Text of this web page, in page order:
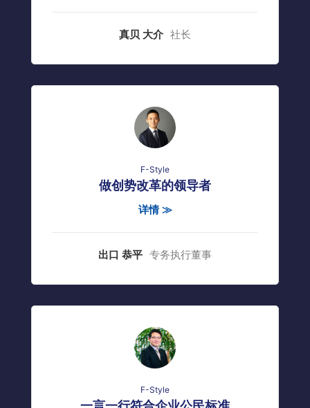
真贝 大介 社长
F-Style
做创势改革的领导者
详情 ≫
出口 恭平 专务执行董事
F-Style